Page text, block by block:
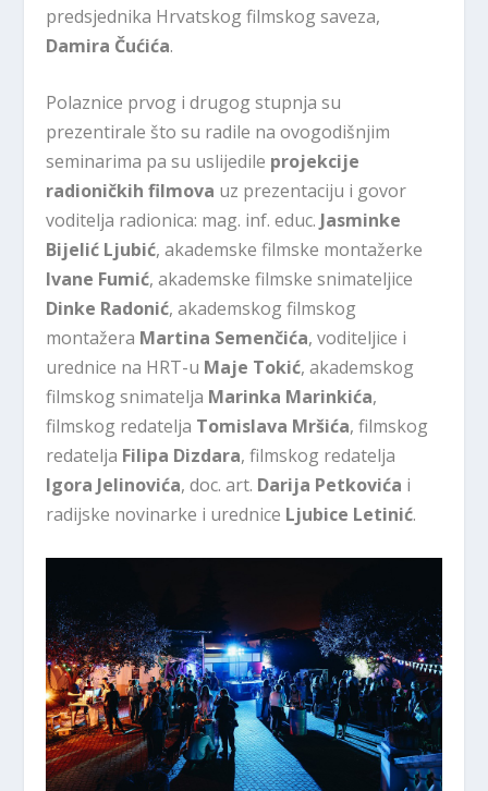
predsjednika Hrvatskog filmskog saveza,
Damira Čućića.
Polaznice prvog i drugog stupnja su
prezentirale što su radile na ovogodišnjim
seminarima pa su uslijedile projekcije
radioničkih filmova uz prezentaciju i govor
voditelja radionica: mag. inf. educ. Jasminke
Bijelić Ljubić, akademske filmske montažerke
Ivane Fumić, akademske filmske snimateljice
Dinke Radonić, akademskog filmskog
montažera Martina Semenčića, voditeljice i
urednice na HRT-u Maje Tokić, akademskog
filmskog snimatelja Marinka Marinkića,
filmskog redatelja Tomislava Mršića, filmskog
redatelja Filipa Dizdara, filmskog redatelja
Igora Jelinovića, doc. art. Darija Petkovića i
radijske novinarke i urednice Ljubice Letinić.